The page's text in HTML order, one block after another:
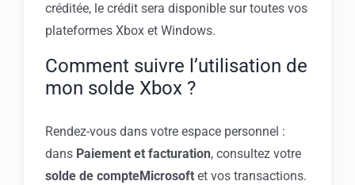
créditée, le crédit sera disponible sur toutes vos
plateformes Xbox et Windows.
Comment suivre l’utilisation de
mon solde Xbox ?
Rendez-vous dans votre espace personnel :
dans Paiement et facturation, consultez votre
solde de compteMicrosoft et vos transactions.